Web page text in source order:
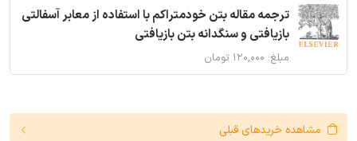
ترجمه مقاله بتن خودمتراکم با استفاده از معابر آسفالتی
بازیافتی و سنگدانه بتن بازیافتی
مبلغ: ۱۲۰,۰۰۰ تومان
مشاهده خریدهای قبلی